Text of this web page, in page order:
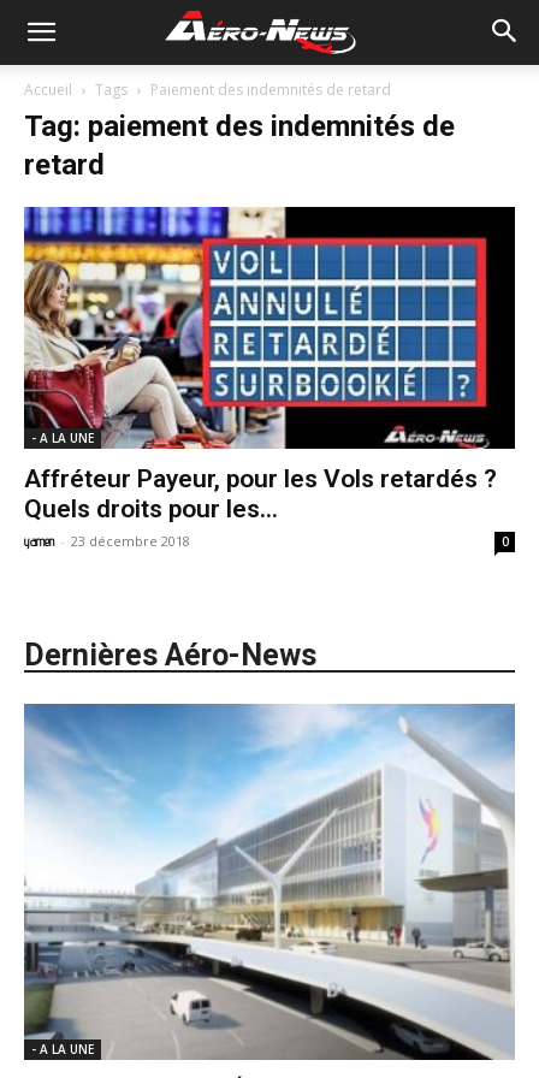
Accueil Tags Paiement des indemnités de retard
Tag: paiement des indemnités de
retard
- A LA UNE
Affréteur Payeur, pour les Vols retardés ?
Quels droits pour les...
yamen - 23 décembre 2018 0
Dernières Aéro-News
- A LA UNE